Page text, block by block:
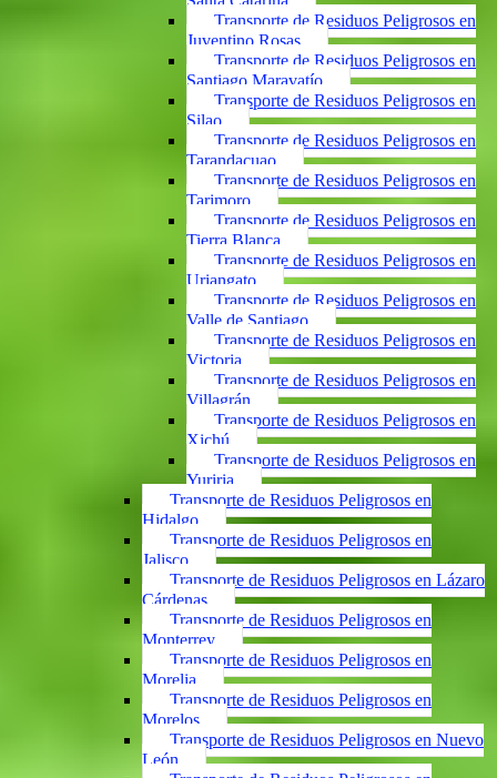
Transporte de Residuos Peligrosos en
Juventino Rosas
Transporte de Residuos Peligrosos en
Santiago Maravatío
Transporte de Residuos Peligrosos en
Silao
Transporte de Residuos Peligrosos en
Tarandacuao
Transporte de Residuos Peligrosos en
Tarimoro
Transporte de Residuos Peligrosos en
Tierra Blanca
Transporte de Residuos Peligrosos en
Uriangato
Transporte de Residuos Peligrosos en
Valle de Santiago
Transporte de Residuos Peligrosos en
Victoria
Transporte de Residuos Peligrosos en
Villagrán
Transporte de Residuos Peligrosos en
Xichú
Transporte de Residuos Peligrosos en
Yuriria
Transporte de Residuos Peligrosos en
Hidalgo
Transporte de Residuos Peligrosos en
Jalisco
Transporte de Residuos Peligrosos en Lázaro
Cárdenas
Transporte de Residuos Peligrosos en
Monterrey
Transporte de Residuos Peligrosos en
Morelia
Transporte de Residuos Peligrosos en
Morelos
Transporte de Residuos Peligrosos en Nuevo
León